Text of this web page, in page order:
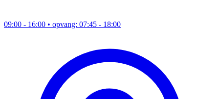
09:00 - 16:00 • opvang: 07:45 - 18:00